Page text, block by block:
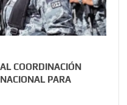
COORDINACIÓN
PARA